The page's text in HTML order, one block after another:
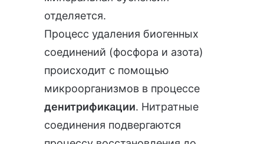
отделяется.
Процесс удаления биогенных
соединений (фосфора и азота)
происходит с помощью
микроорганизмов в процессе
денитрификации. Нитратные
соединения подвергаются